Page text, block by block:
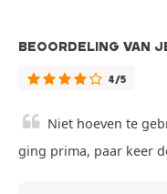
BEOORDELING VAN
4/5
Niet hoeven te
ging prima, paar keer